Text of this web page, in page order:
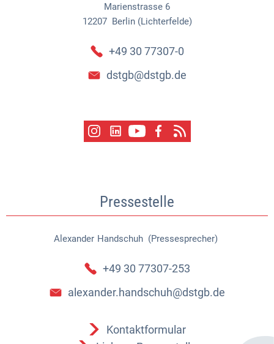
Marienstrasse 6
12207 Berlin (Lichterfelde)
+49 30 77307-0
dstgb@dstgb.de
Pressestelle
Alexander Handschuh (Pressesprecher)
Alexander Handschuh
+49 30 77307-253
alexander.handschuh@dstgb.de
Kontaktformular